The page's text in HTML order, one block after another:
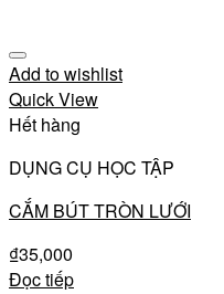
Add to wishlist
Quick View
Hết hàng
DỤNG CỤ HỌC TẬP
CẮM BÚT TRÒN LƯỚI
₫35,000
Đọc tiếp